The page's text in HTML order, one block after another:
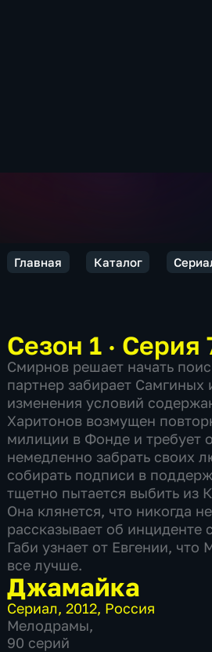
Главная Каталог
Сезон 1 · Серия
Смирнов решает начать
партнер забирает Самгиных
изменения условий
Харитонов возмущен
милиции в Фонде и требует
немедленно забрать своих
собирать подписи в
тщетно пытается выбить из
Она клянется, что никогда
рассказывает об
Габи узнает от Евгении, что
все лучше.
Джамайка
Сериал,2012, Россия
Мелодрамы,
90 серий